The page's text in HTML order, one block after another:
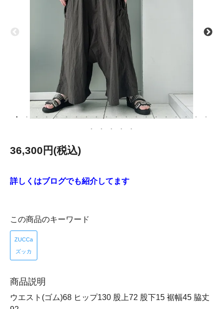
36,300円(税込)
詳しくはブログでも紹介してます
この商品のキーワード
ZUCCa
ズッカ
商品説明
ウエスト(ゴム)68 ヒップ130 股上72 股下15 裾幅45 脇丈